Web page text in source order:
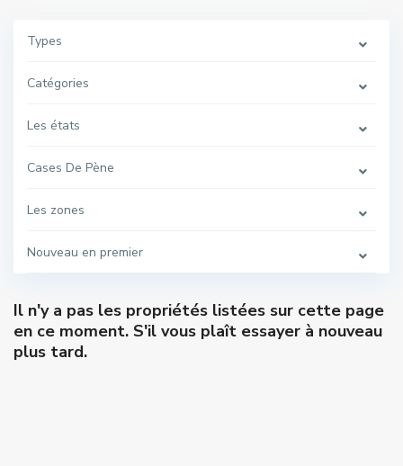
Types
Catégories
Les états
Cases De Pène
Les zones
Nouveau en premier
Il n'y a pas les propriétés listées sur cette page
en ce moment. S'il vous plaît essayer à nouveau
plus tard.